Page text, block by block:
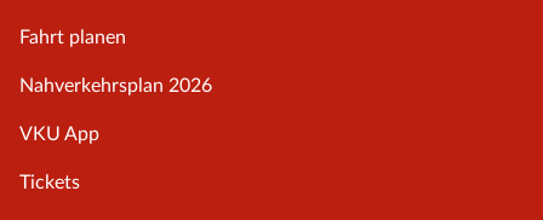
Fahrt planen
Nahverkehrsplan 2026
VKU App
Tickets